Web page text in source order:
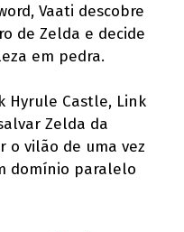
Vaati descobre
de Zelda e decide
em pedra.
Hyrule Castle, Link
Zelda da
o vilão de uma vez
domínio paralelo